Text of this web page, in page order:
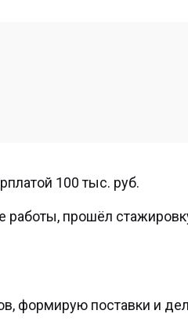
100 тыс. руб.
работы, прошёл
формирую поставки и